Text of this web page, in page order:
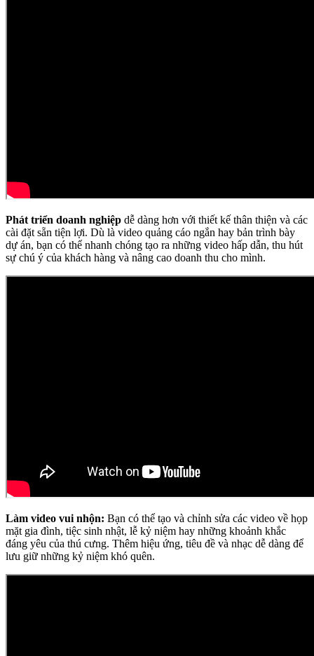
Phát triển doanh nghiệp dễ dàng hơn với thiết kế thân thiện và các
cài đặt sẵn tiện lợi. Dù là video quảng cáo ngắn hay bản trình bày
dự án, bạn có thể nhanh chóng tạo ra những video hấp dẫn, thu hút
sự chú ý của khách hàng và nâng cao doanh thu cho mình.
Làm video vui nhộn: Bạn có thể tạo và chỉnh sửa các video về họp
mặt gia đình, tiệc sinh nhật, lễ kỷ niệm hay những khoảnh khắc
đáng yêu của thú cưng. Thêm hiệu ứng, tiêu đề và nhạc dễ dàng để
lưu giữ những kỷ niệm khó quên.